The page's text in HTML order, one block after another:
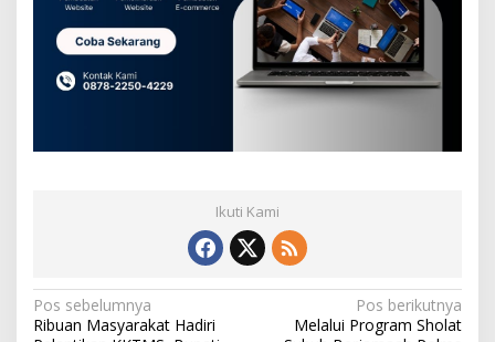
Ikuti Kami
N
Pos sebelumnya
Ribuan Masyarakat Hadiri
Pos berikutnya
Melalui Program Sholat